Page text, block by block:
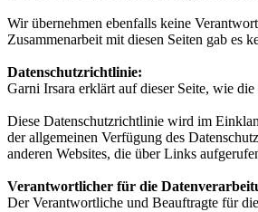
Wir übernehmen ebenfalls keine
Zusammenarbeit mit diesen Seiten gab es
Datenschutzrichtlinie:
Garni Irsara erklärt auf dieser Seite, wie
Diese Datenschutzrichtlinie wird im
der allgemeinen Verfügung des
anderen Websites, die über Links
Verantwortlicher für die
Der Verantwortliche und Beauftragte für